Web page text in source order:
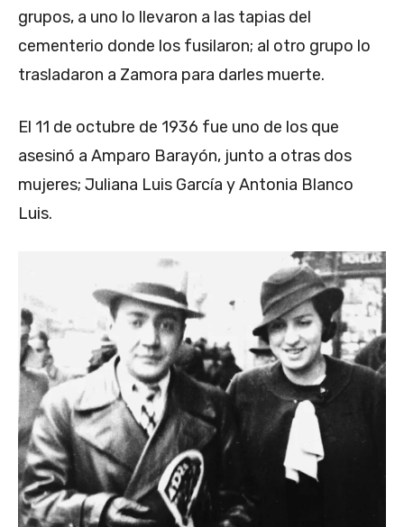
grupos, a uno lo llevaron a las tapias del
cementerio donde los fusilaron; al otro grupo lo
trasladaron a Zamora para darles muerte.
El 11 de octubre de 1936 fue uno de los que
asesinó a Amparo Barayón, junto a otras dos
mujeres; Juliana Luis García y Antonia Blanco
Luis.